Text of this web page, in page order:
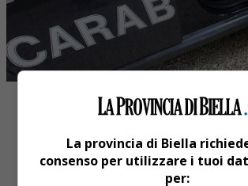
La provincia di Biella
consenso per utilizzare i tuoi
per: